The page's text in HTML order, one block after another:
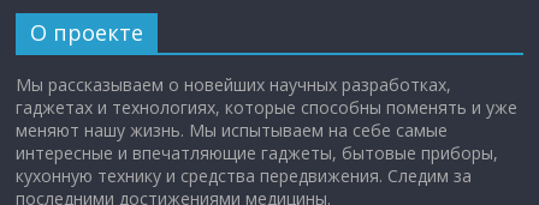
О проекте
Мы рассказываем о новейших научных разработках,
гаджетах и технологиях, которые способны поменять и уже
меняют нашу жизнь. Мы испытываем на себе самые
интересные и впечатляющие гаджеты, бытовые приборы,
кухонную технику и средства передвижения. Следим за
последними достижениями медицины.